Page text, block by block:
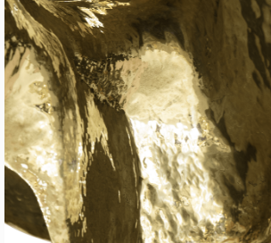
Дизайнерам
Предлагаем выгодные
сотрудничества. Заполните
рассмотрим заявку и
Получить условия